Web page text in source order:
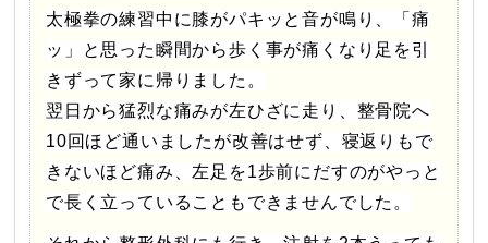
太極拳の練習中に膝がパキッと音が鳴り、「痛
ッ」と思った瞬間から歩く事が痛くなり足を引
きずって家に帰りました。
翌日から猛烈な痛みが左ひざに走り、整骨院へ
10回ほど通いましたが改善はせず、寝返りもで
きないほど痛み、左足を1歩前にだすのがやっと
で長く立っていることもできませんでした。